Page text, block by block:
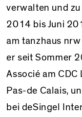
verwalten und
2014 bis Juni
am tanzhaus
er seit Sommer
Associé am CDC
Pas-de Calais,
bei deSingel